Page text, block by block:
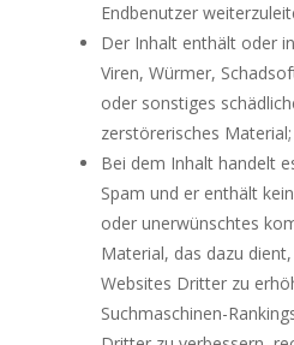
Endbenutzer
Der Inhalt enthält oder
Viren, Würmer,
oder sonstiges
zerstörerisches Material;
Bei dem Inhalt handelt
Spam und er enthält
oder unerwünschtes
Material, das dazu
Websites Dritter zu
Suchmaschinen-